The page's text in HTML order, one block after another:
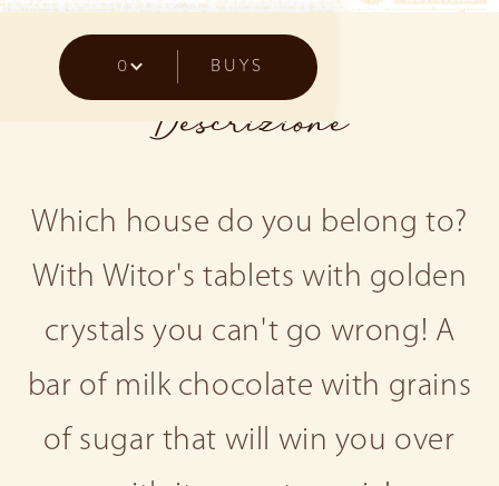
0 BUYS
Descrizione
Which house do you belong to?
With Witor's tablets with golden
crystals you can't go wrong! A
bar of milk chocolate with grains
of sugar that will win you over